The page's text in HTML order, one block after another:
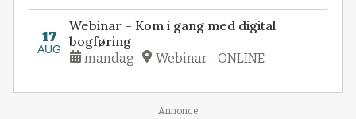
17
AUG
Webinar – Kom i gang med digital
bogføring
mandag Webinar - ONLINE
Annonce